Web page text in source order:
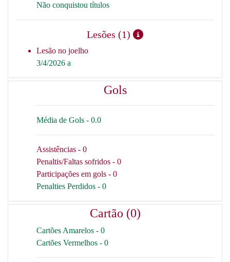
Não conquistou títulos
Lesões (1)
Lesão no joelho
3/4/2026 a
Gols
Média de Gols - 0.0
Assistências - 0
Penaltis/Faltas sofridos - 0
Participações em gols - 0
Penalties Perdidos - 0
Cartão (0)
Cartões Amarelos - 0
Cartões Vermelhos - 0